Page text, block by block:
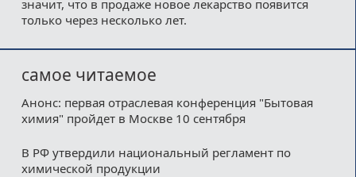
значит, что в продаже новое лекарство появится
только через несколько лет.
самое читаемое
Анонс: первая отраслевая конференция "Бытовая
химия" пройдет в Москве 10 сентября
В РФ утвердили национальный регламент по
химической продукции